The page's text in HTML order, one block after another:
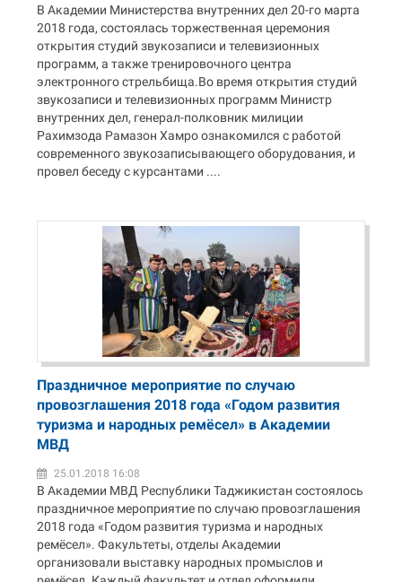
В Академии Министерства внутренних дел 20-го марта
2018 года, состоялась торжественная церемония
открытия студий звукозаписи и телевизионных
программ, а также тренировочного центра
электронного стрельбища.Во время открытия студий
звукозаписи и телевизионных программ Министр
внутренних дел, генерал-полковник милиции
Рахимзода Рамазон Хамро ознакомился с работой
современного звукозаписывающего оборудования, и
провел беседу с курсантами ....
Праздничное мероприятие по случаю
провозглашения 2018 года «Годом развития
туризма и народных ремёсел» в Академии
МВД
25.01.2018 16:08
В Академии МВД Республики Таджикистан состоялось
праздничное мероприятие по случаю провозглашения
2018 года «Годом развития туризма и народных
ремёсел». Факультеты, отделы Академии
организовали выставку народных промыслов и